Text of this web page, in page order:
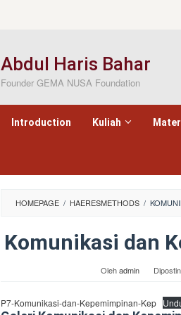
Abdul Haris Bahar
Founder GEMA NUSA Foundation
Introduction Kuliah
HOMEPAGE / HAERESMETHODS /
Komunikasi dan
Olehadmin
P7-Komunikasi-dan-Kepemimpinan-Kep